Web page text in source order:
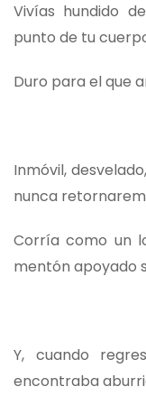
Vivías hundido
punto de tu
Duro para el que
Inmóvil,
nunca
Corría como un
mentón apoyado
Y, cuando
encontraba